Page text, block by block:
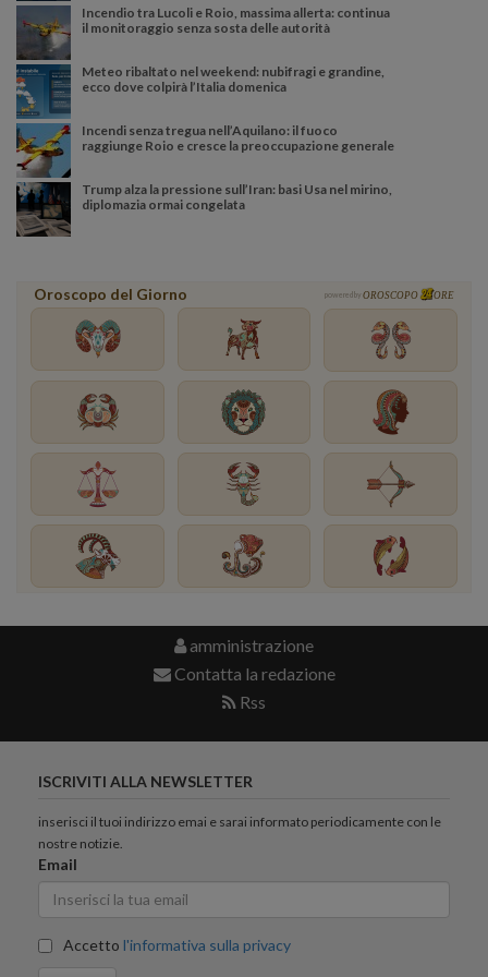
Incendio tra Lucoli e Roio, massima allerta: continua
il monitoraggio senza sosta delle autorità
Meteo ribaltato nel weekend: nubifragi e grandine,
ecco dove colpirà l’Italia domenica
Incendi senza tregua nell’Aquilano: il fuoco
raggiunge Roio e cresce la preoccupazione generale
Trump alza la pressione sull’Iran: basi Usa nel mirino,
diplomazia ormai congelata
Oroscopo del Giorno powered by OROSCOPO ORE
amministrazione
Contatta la redazione
Rss
ISCRIVITI ALLA NEWSLETTER
inserisci il tuoi indirizzo emai e sarai informato periodicamente con le
nostre notizie.
Email
Accetto l'informativa sulla privacy